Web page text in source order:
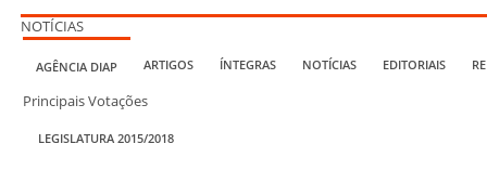
NOTÍCIAS
AGÊNCIA DIAP ARTIGOS ÍNTEGRAS NOTÍCIAS EDITORIAIS
Principais Votações
LEGISLATURA 2015/2018